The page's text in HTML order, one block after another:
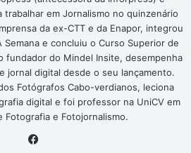
em Jornalismo no quinzenário
da ex-CTT e da Enapor, integrou
Semana e concluiu o Curso Superior de
fundador do Mindel Insite, desempenha
jornal digital desde o seu lançamento.
Fotógrafos Cabo-verdianos, leciona
digital e foi professor na UniCV em
Fotografia e Fotojornalismo.